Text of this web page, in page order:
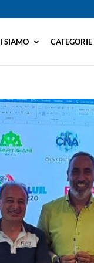
SIAMO CATEGORIE